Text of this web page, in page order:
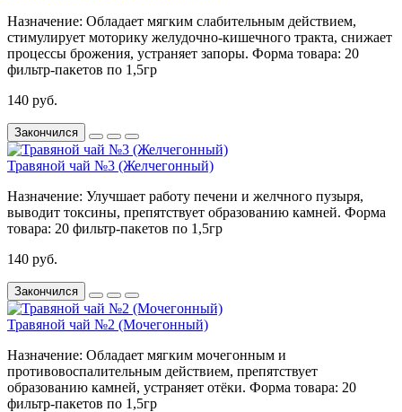
Назначение: Обладает мягким слабительным действием,
стимулирует моторику желудочно-кишечного тракта, снижает
процессы брожения, устраняет запоры. Форма товара: 20
фильтр-пакетов по 1,5гр
140 руб.
Закончился
Травяной чай №3 (Желчегонный)
Назначение: Улучшает работу печени и желчного пузыря,
выводит токсины, препятствует образованию камней. Форма
товара: 20 фильтр-пакетов по 1,5гр
140 руб.
Закончился
Травяной чай №2 (Мочегонный)
Назначение: Обладает мягким мочегонным и
противовоспалительным действием, препятствует
образованию камней, устраняет отёки. Форма товара: 20
фильтр-пакетов по 1,5гр